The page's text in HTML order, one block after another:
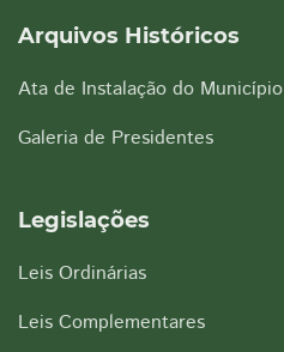
Arquivos Históricos
Ata de Instalação do Município
Galeria de Presidentes
Legislações
Leis Ordinárias
Leis Complementares